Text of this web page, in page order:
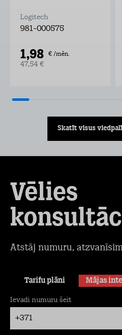
Logitech
981-000575
1,98 € /mēn.
47,54 €
Skatīt visus
Vēlies
Atstāj numuru,
Tarifu plāni Mājas
+371
Ievadi numuru šeit